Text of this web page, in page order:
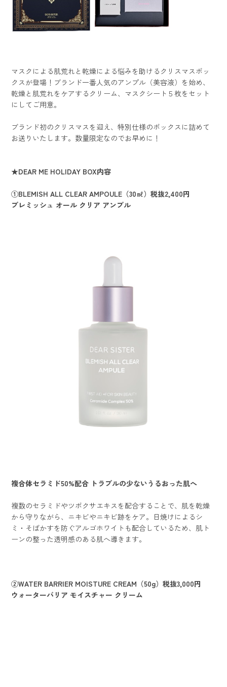
マスクによる肌荒れと乾燥による悩みを助けるクリスマスボッ
クスが登場！ブランド一番人気のアンプル（美容液）を始め、
乾燥と肌荒れをケアするクリーム、マスクシート５枚をセット
にしてご用意。
ブランド初のクリスマスを迎え、特別仕様のボックスに詰めて
お送りいたします。数量限定なのでお早めに！
★DEAR ME HOLIDAY BOX内容
①BLEMISH ALL CLEAR AMPOULE（30㎖）税抜2,400円
ブレミッシュ オール クリア アンプル
複合体セラミド50%配合 トラブルの少ないうるおった肌へ
複数のセラミドやツボクサエキスを配合することで、肌を乾燥
から守りながら、ニキビやニキビ跡をケア。日焼けによるシ
ミ・そばかすを防ぐアルゴホワイトも配合しているため、肌ト
ーンの整った透明感のある肌へ導きます。
②WATER BARRIER MOISTURE CREAM（50g）税抜3,000円
ウォーターバリア モイスチャー クリーム